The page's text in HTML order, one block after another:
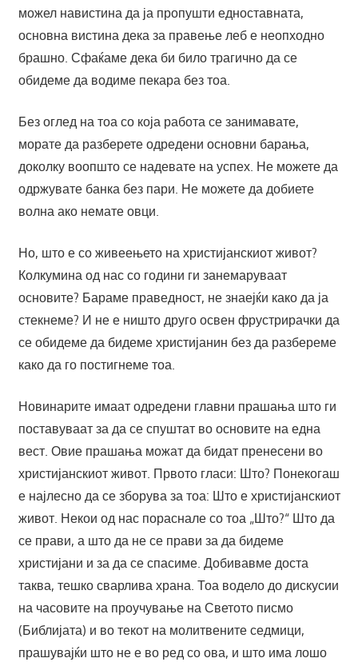
можел навистина да ја пропушти едноставната,
основна вистина дека за правење леб е неопходно
брашно. Сфаќаме дека би било трагично да се
обидеме да водиме пекара без тоа.
Без оглед на тоа со која работа се занимавате,
морате да разберете одредени основни барања,
доколку воопшто се надевате на успех. Не можете да
одржувате банка без пари. Не можете да добиете
волна ако немате овци.
Но, што е со живеењето на христијанскиот живот?
Колкумина од нас со години ги занемаруваат
основите? Бараме праведност, не знаејќи како да ја
стекнеме? И не е ништо друго освен фрустрирачки да
се обидеме да бидеме христијанин без да разбереме
како да го постигнеме тоа.
Новинарите имаат одредени главни прашања што ги
поставуваат за да се спуштат во основите на една
вест. Овие прашања можат да бидат пренесени во
христијанскиот живот. Првото гласи: Што? Понекогаш
е најлесно да се зборува за тоа: Што е христијанскиот
живот. Некои од нас пораснале со тоа „Што?“ Што да
се прави, а што да не се прави за да бидеме
христијани и за да се спасиме. Добивавме доста
таква, тешко сварлива храна. Тоа водело до дискусии
на часовите на проучување на Светото писмо
(Библијата) и во текот на молитвените седмици,
прашувајќи што не е во ред со ова, и што има лошо